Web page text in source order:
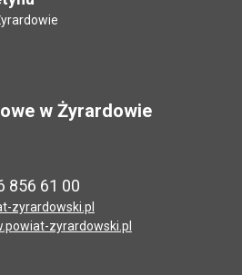
w Żyrardowie
856 61 00
zyrardowski.pl
zyrardowski.pl